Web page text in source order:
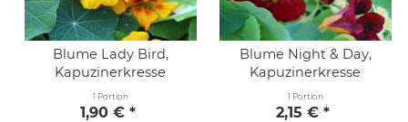
Blume Lady Bird,
Kapuzinerkresse
1 Portion
1,90 € *
Blume Night & Day,
Kapuzinerkresse
1 Portion
2,15 € *